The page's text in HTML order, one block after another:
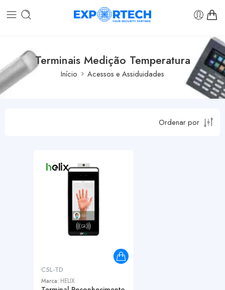
Terminais Medição Temperatura
Início Acessos e Assiduidades
Ordenar por
C5L-TD
Marca: HELIX